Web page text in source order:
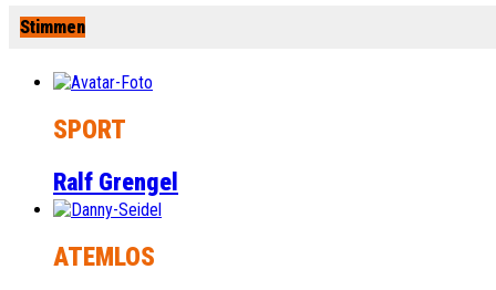
Stimmen
SPORT
Ralf Grengel
ATEMLOS